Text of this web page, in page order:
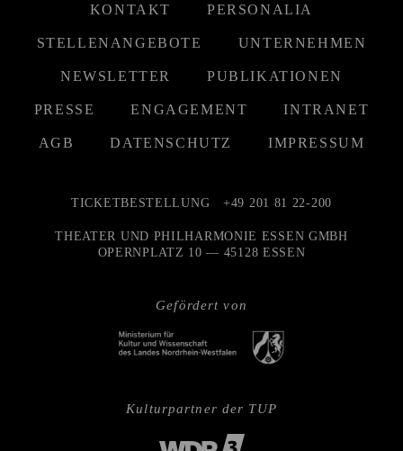
KONTAKT PERSONALIA
STELLENANGEBOTE UNTERNEHMEN
NEWSLETTER PUBLIKATIONEN
PRESSE ENGAGEMENT INTRANET
AGB DATENSCHUTZ IMPRESSUM
Gefördert von
TICKETBESTELLUNG +49 201 81 22-200
THEATER UND PHILHARMONIE ESSEN GMBH
OPERNPLATZ 10 — 45128 ESSEN
Kulturpartner der TUP